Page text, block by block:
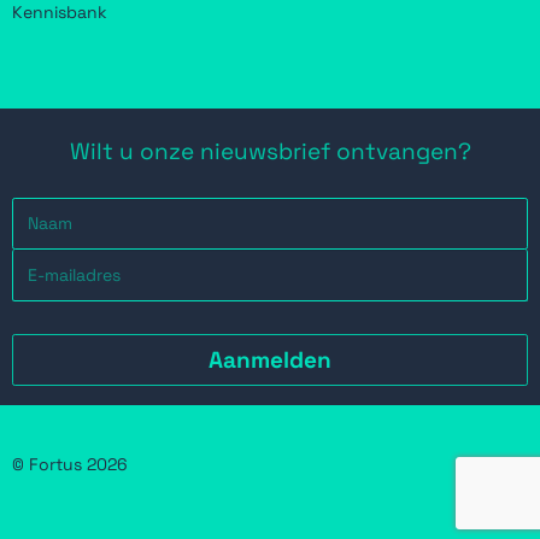
Kennisbank
Wilt u onze nieuwsbrief ontvangen?
© Fortus 2026